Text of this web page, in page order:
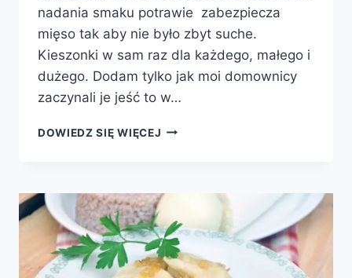
nadania smaku potrawie zabezpiecza
mięso tak aby nie było zbyt suche.
Kieszonki w sam raz dla każdego, małego i
dużego. Dodam tylko jak moi domownicy
zaczynali je jeść to w…
DOWIEDZ SIĘ WIĘCEJ FASZEROWANY
W